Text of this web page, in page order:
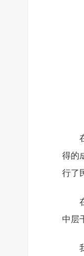
得的
行了
中层